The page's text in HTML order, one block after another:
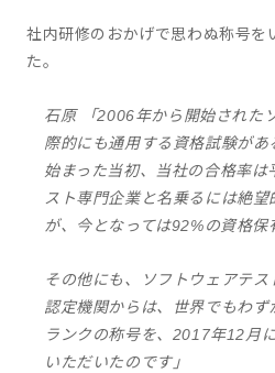
社内研修のおかげで思わぬ称号を
た。
石原 「2006年から開始された
際的にも通用する資格試験が
始まった当初、当社の合格率は
スト専門企業と名乗るには絶
が、今となっては92%の資格保
その他にも、ソフトウェアテ
認定機関からは、世界でもわ
ランクの称号を、2017年12月
いただいたのです」